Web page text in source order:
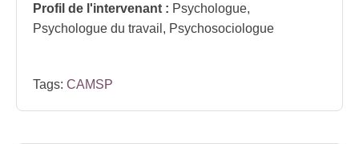
Profil de l'intervenant : Psychologue,
Psychologue du travail, Psychosociologue
Tags: CAMSP